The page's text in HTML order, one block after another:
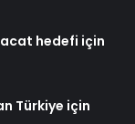
hedefi için
Türkiye için